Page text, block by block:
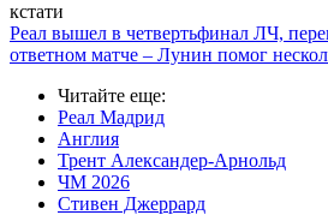
кстати
Реал вышел в четвертьфинал ЛЧ,
ответном матче – Лунин помог
Читайте еще:
Реал Мадрид
Англия
Трент Александер-Арнольд
ЧМ 2026
Стивен Джеррард